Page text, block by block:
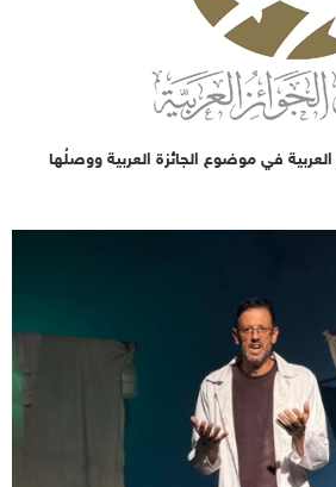
العربية في موضوع الجائزة العربية ووصلُها